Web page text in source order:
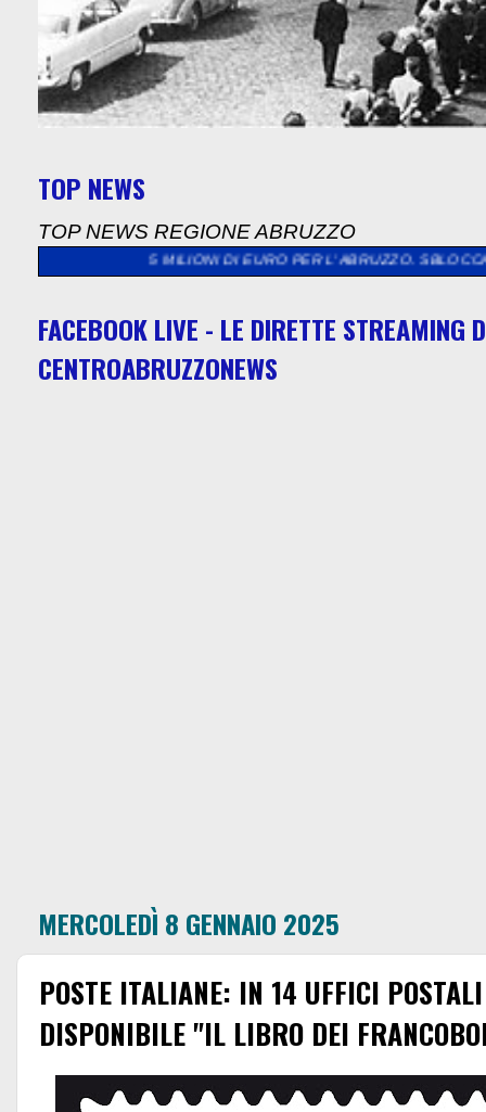
TOP NEWS
TOP NEWS REGIONE ABRUZZO
5 MILIONI DI EURO PER L'ABRUZZO. SBLOCCATI FONDI PER
FACEBOOK LIVE - LE DIRETTE STREAMING
CENTROABRUZZONEWS
MERCOLEDÌ 8 GENNAIO 2025
POSTE ITALIANE: IN 14 UFFICI
DISPONIBILE "IL LIBRO DEI